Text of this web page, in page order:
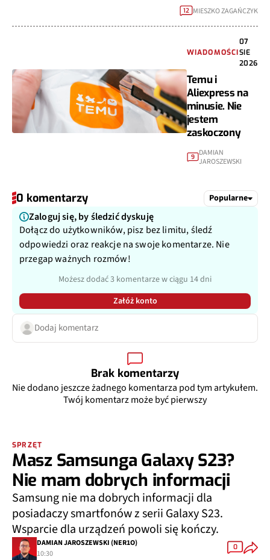
12 MIESZKO ZAGAŃCZYK
WIADOMOŚCI
07
SIE
2026
Temu i
Aliexpress na
minusie. Nie
jestem
zaskoczony
9 DAMIAN
JAROSZEWSKI
0 komentarzy Popularne
Zaloguj się, by śledzić dyskuję
Dołącz do użytkowników, pisz bez limitu, śledź
odpowiedzi oraz reakcje na swoje komentarze. Nie
przegap ważnych rozmów!
Możesz dodać 3 komentarze w ciągu 14 dni
Załóż konto
Dodaj komentarz
Brak komentarzy
Nie dodano jeszcze żadnego komentarza pod tym artykułem.
Twój komentarz może być pierwszy
SPRZĘT
Masz Samsunga Galaxy S23?
Nie mam dobrych informacji
Samsung nie ma dobrych informacji dla
posiadaczy smartfonów z serii Galaxy S23.
Wsparcie dla urządzeń powoli się kończy.
DAMIAN JAROSZEWSKI (NER1O)
10:30
0